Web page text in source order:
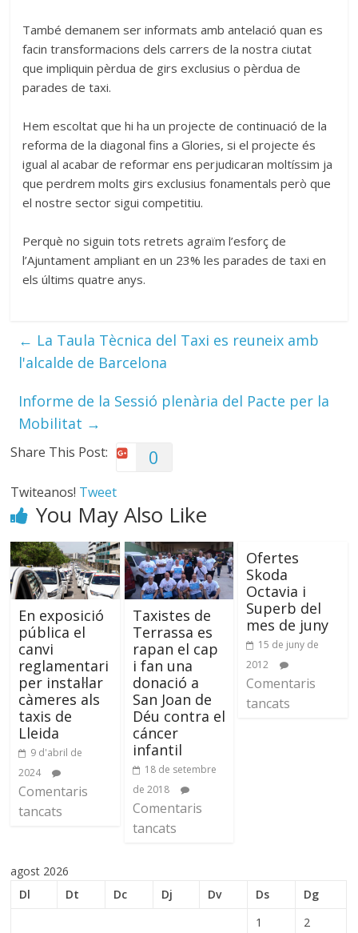
També demanem ser informats amb antelació quan es
facin transformacions dels carrers de la nostra ciutat
que impliquin pèrdua de girs exclusius o pèrdua de
parades de taxi.
Hem escoltat que hi ha un projecte de continuació de la
reforma de la diagonal fins a Glories, si el projecte és
igual al acabar de reformar ens perjudicaran moltíssim ja
que perdrem molts girs exclusius fonamentals però que
el nostre sector sigui competitiu.
Perquè no siguin tots retrets agraïm l’esforç de
l’Ajuntament ampliant en un 23% les parades de taxi en
els últims quatre anys.
← La Taula Tècnica del Taxi es reuneix amb
l'alcalde de Barcelona
Informe de la Sessió plenària del Pacte per la
Mobilitat →
Share This Post: 0
Twiteanos! Tweet
You May Also Like
En exposició
pública el
canvi
reglamentari
per instal·lar
càmeres als
taxis de
Lleida
9 d'abril de
2024
Comentaris
tancats
Taxistes de
Terrassa es
rapan el cap
i fan una
donació a
San Joan de
Déu contra el
cáncer
infantil
18 de setembre
de 2018
Comentaris
tancats
Ofertes
Skoda
Octavia i
Superb del
mes de juny
15 de juny de
2012
Comentaris
tancats
agost 2026
Dl
Dt Dc Dj Dv Ds
Dg
1
2